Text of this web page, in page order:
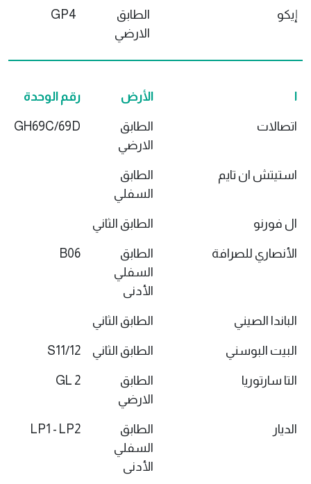
إيكو
الطابق
الارضي
GP4
ا الأرض رقم الوحدة
اتصالات
الطابق
الارضي
GH69C/69D
استيتش ان تايم
الطابق
السفلي
ال فورنو الطابق الثاني
الأنصاري للصرافة
الطابق
السفلي
الأدنى
B06
الباندا الصيني الطابق الثاني
البيت البوسني الطابق الثاني S11/12
التا سارتوريا
الطابق
الارضي
GL 2
الديار
الطابق
السفلي
الأدنى
LP1 - LP2